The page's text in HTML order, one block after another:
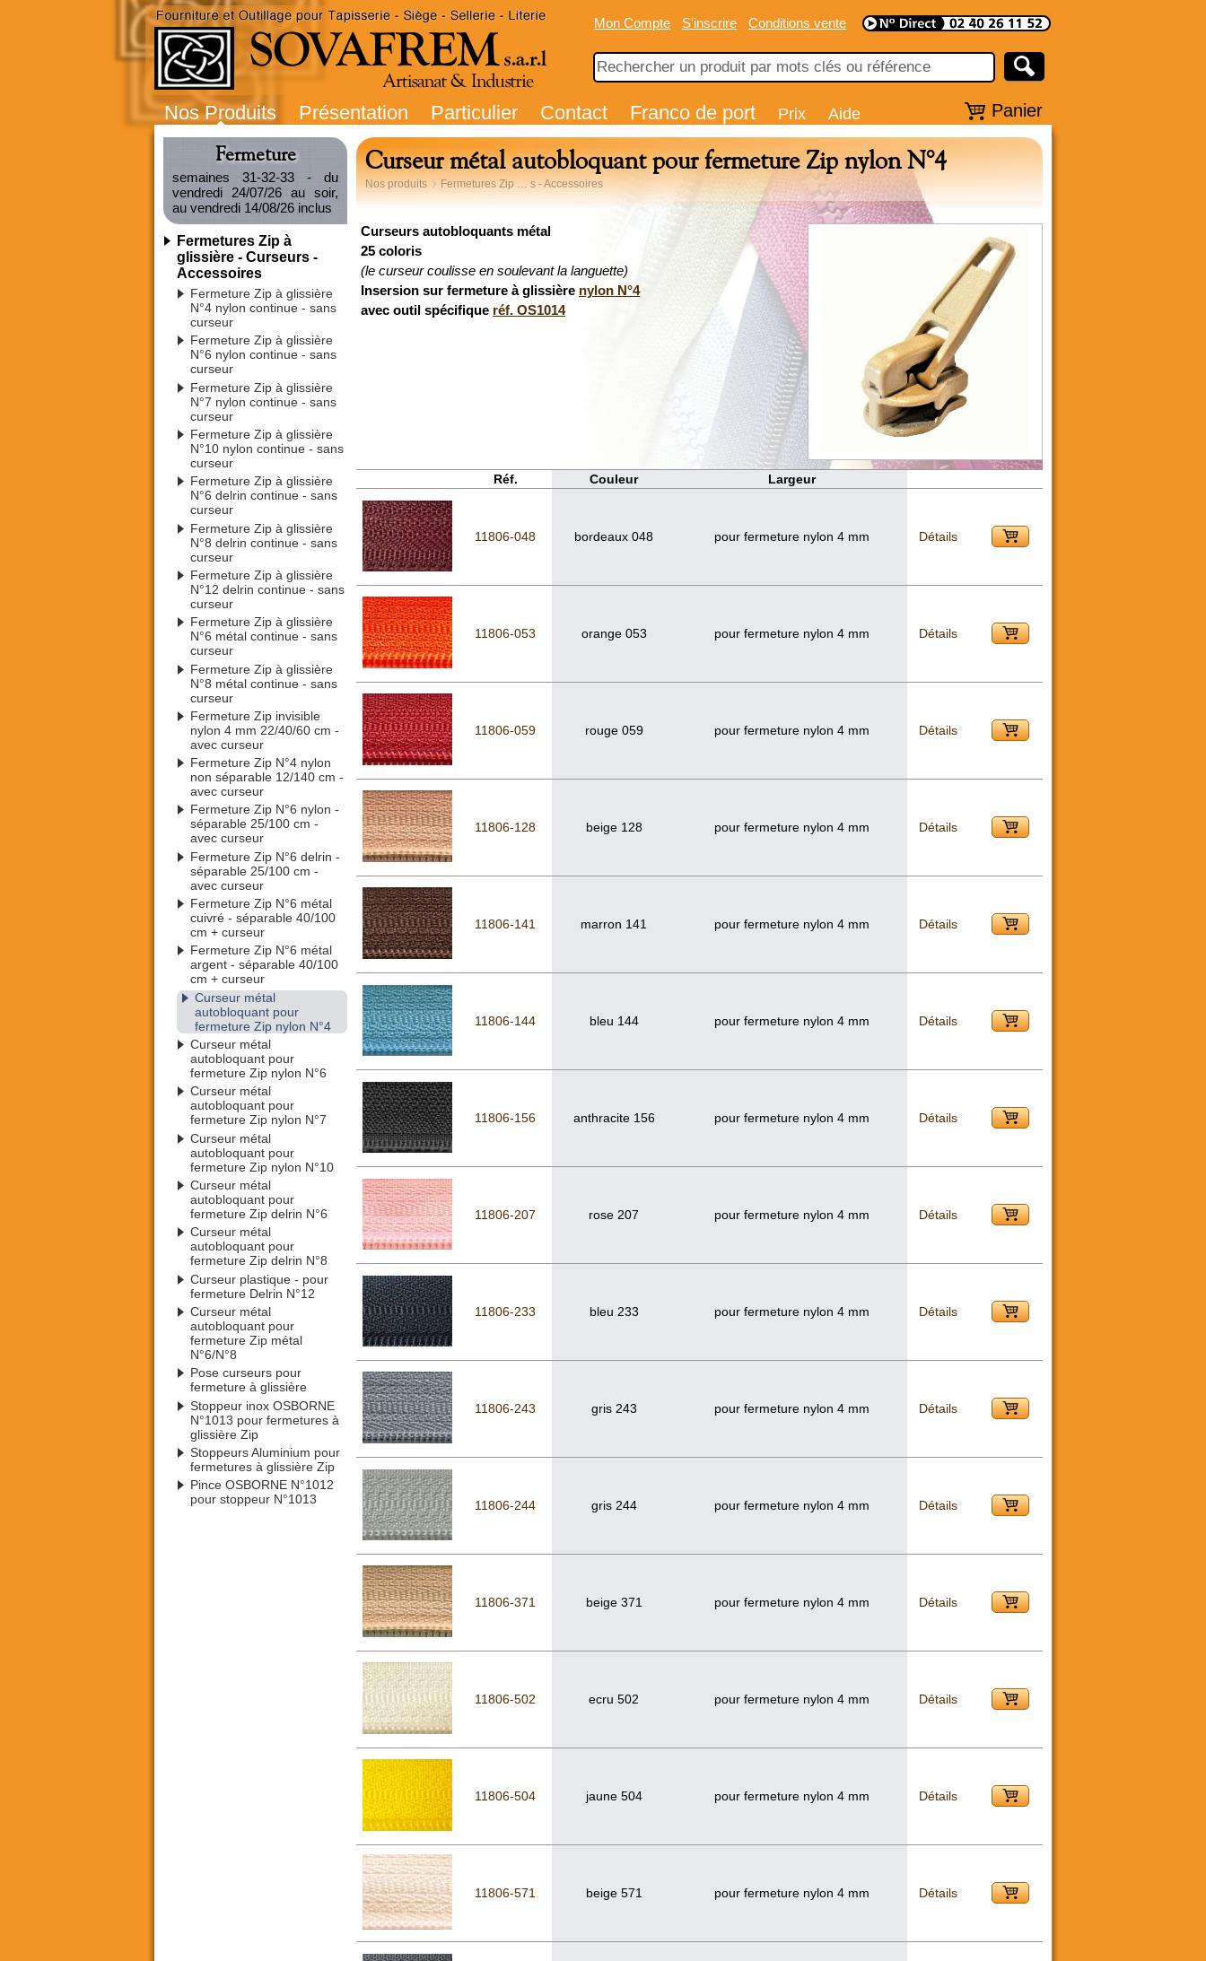
Mon Compte S'inscrire Conditions vente
Nos Produits Présentation Particulier Contact Franco de port Prix Aide Panier
Fermeture
semaines 31-32-33 - du
vendredi 24/07/26 au soir,
au vendredi 14/08/26 inclus
Fermetures Zip à
glissière - Curseurs -
Accessoires
Fermeture Zip à glissière
N°4 nylon continue - sans
curseur
Fermeture Zip à glissière
N°6 nylon continue - sans
curseur
Fermeture Zip à glissière
N°7 nylon continue - sans
curseur
Fermeture Zip à glissière
N°10 nylon continue - sans
curseur
Fermeture Zip à glissière
N°6 delrin continue - sans
curseur
Fermeture Zip à glissière
N°8 delrin continue - sans
curseur
Fermeture Zip à glissière
N°12 delrin continue - sans
curseur
Fermeture Zip à glissière
N°6 métal continue - sans
curseur
Fermeture Zip à glissière
N°8 métal continue - sans
curseur
Fermeture Zip invisible
nylon 4 mm 22/40/60 cm -
avec curseur
Fermeture Zip N°4 nylon
non séparable 12/140 cm -
avec curseur
Fermeture Zip N°6 nylon -
séparable 25/100 cm -
avec curseur
Fermeture Zip N°6 delrin -
séparable 25/100 cm -
avec curseur
Fermeture Zip N°6 métal
cuivré - séparable 40/100
cm + curseur
Fermeture Zip N°6 métal
argent - séparable 40/100
cm + curseur
Curseur métal
autobloquant pour
fermeture Zip nylon N°4
Curseur métal
autobloquant pour
fermeture Zip nylon N°6
Curseur métal
autobloquant pour
fermeture Zip nylon N°7
Curseur métal
autobloquant pour
fermeture Zip nylon N°10
Curseur métal
autobloquant pour
fermeture Zip delrin N°6
Curseur métal
autobloquant pour
fermeture Zip delrin N°8
Curseur plastique - pour
fermeture Delrin N°12
Curseur métal
autobloquant pour
fermeture Zip métal
N°6/N°8
Pose curseurs pour
fermeture à glissière
Stoppeur inox OSBORNE
N°1013 pour fermetures à
glissière Zip
Stoppeurs Aluminium pour
fermetures à glissière Zip
Pince OSBORNE N°1012
pour stoppeur N°1013
Curseur métal autobloquant pour fermeture Zip nylon N°4
Nos produits Fermetures Zip … s - Accessoires
Curseurs autobloquants métal
25 coloris
(le curseur coulisse en soulevant la languette)
Insersion sur fermeture à glissière nylon N°4
avec outil spécifique réf. OS1014
Réf. Couleur Largeur
11806-048 bordeaux 048 pour fermeture nylon 4 mm Détails
11806-053 orange 053 pour fermeture nylon 4 mm Détails
11806-059 rouge 059 pour fermeture nylon 4 mm Détails
11806-128 beige 128 pour fermeture nylon 4 mm Détails
11806-141 marron 141 pour fermeture nylon 4 mm Détails
11806-144 bleu 144 pour fermeture nylon 4 mm Détails
11806-156 anthracite 156 pour fermeture nylon 4 mm Détails
11806-207 rose 207 pour fermeture nylon 4 mm Détails
11806-233 bleu 233 pour fermeture nylon 4 mm Détails
11806-243 gris 243 pour fermeture nylon 4 mm Détails
11806-244 gris 244 pour fermeture nylon 4 mm Détails
11806-371 beige 371 pour fermeture nylon 4 mm Détails
11806-502 ecru 502 pour fermeture nylon 4 mm Détails
11806-504 jaune 504 pour fermeture nylon 4 mm Détails
11806-571 beige 571 pour fermeture nylon 4 mm Détails